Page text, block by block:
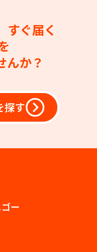
すぐ届く
んか？
探す
ー